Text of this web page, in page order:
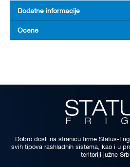
Dodatne informacije
Ocene
Dobro došli na stranicu firme Status-
svih tipova rashladnih sistema, kao i u
teritoriji južne